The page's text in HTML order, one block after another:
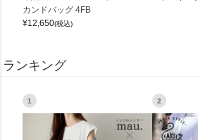
カンドバッグ 4FB
¥12,650(税込)
ランキング
1 2